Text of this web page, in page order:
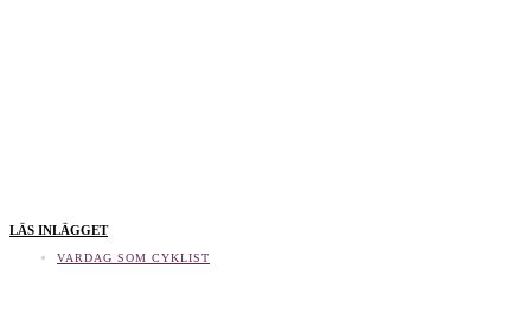
LÄS INLÄGGET
VARDAG SOM CYKLIST